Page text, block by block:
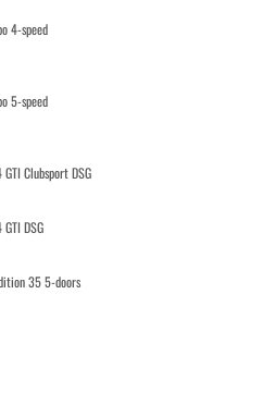
4-speed
5-speed
Clubsport DSG
DSG
35 5-doors